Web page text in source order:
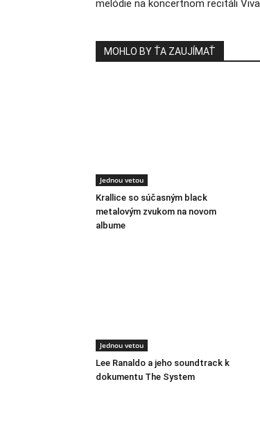
melódie na koncertnom recitáli
MOHLO BY ŤA ZAUJÍMAŤ
Jednou vetou
Krallice so súčasným black
metalovým zvukom na novom
albume
Jednou vetou
Lee Ranaldo a jeho soundtrack k
dokumentu The System